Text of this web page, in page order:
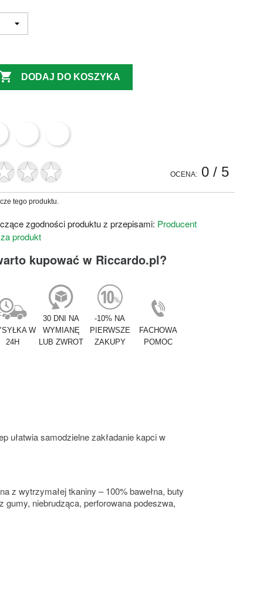
 DODAJ DO KOSZYKA
OCENA: 0/ 5
tego produktu.
zgodności produktu z przepisami: Producent
produkt
kupować w Riccardo.pl?
W
24H
30 DNI NA
WYMIANĘ
LUB ZWROT
-10% NA
PIERWSZE
ZAKUPY
FACHOWA
POMOC
ułatwia samodzielne zakładanie kapci w
z wytrzymałej tkaniny – 100% bawełna, buty
niebrudząca, perforowana podeszwa,